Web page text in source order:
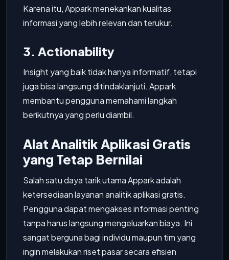
Karena itu, Appark menekankan kualitas
informasi yang lebih relevan dan terukur.
3. Actionability
Insight yang baik tidak hanya informatif, tetapi
juga bisa langsung ditindaklanjuti. Appark
membantu pengguna memahami langkah
berikutnya yang perlu diambil.
Alat Analitik Aplikasi Gratis
yang Tetap Bernilai
Salah satu daya tarik utama Appark adalah
ketersediaan layanan analitik aplikasi gratis.
Pengguna dapat mengakses informasi penting
tanpa harus langsung mengeluarkan biaya. Ini
sangat berguna bagi individu maupun tim yang
ingin melakukan riset pasar secara efisien